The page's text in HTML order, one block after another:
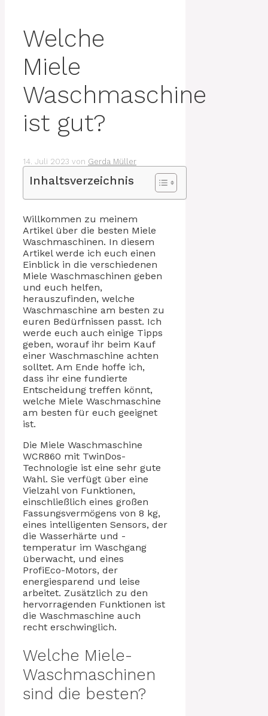
Welche
Miele
Waschmaschine
ist gut?
14. Juli 2023 von Gerda Müller
Inhaltsverzeichnis
Willkommen zu meinem
Artikel über die besten Miele
Waschmaschinen. In diesem
Artikel werde ich euch einen
Einblick in die verschiedenen
Miele Waschmaschinen geben
und euch helfen,
herauszufinden, welche
Waschmaschine am besten zu
euren Bedürfnissen passt. Ich
werde euch auch einige Tipps
geben, worauf ihr beim Kauf
einer Waschmaschine achten
solltet. Am Ende hoffe ich,
dass ihr eine fundierte
Entscheidung treffen könnt,
welche Miele Waschmaschine
am besten für euch geeignet
ist.
Die Miele Waschmaschine
WCR860 mit TwinDos-
Technologie ist eine sehr gute
Wahl. Sie verfügt über eine
Vielzahl von Funktionen,
einschließlich eines großen
Fassungsvermögens von 8 kg,
eines intelligenten Sensors, der
die Wasserhärte und -
temperatur im Waschgang
überwacht, und eines
ProfiEco-Motors, der
energiesparend und leise
arbeitet. Zusätzlich zu den
hervorragenden Funktionen ist
die Waschmaschine auch
recht erschwinglich.
Welche Miele-
Waschmaschinen
sind die besten?